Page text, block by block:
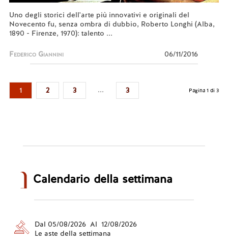
Uno degli storici dell'arte più innovativi e originali del
Novecento fu, senza ombra di dubbio, Roberto Longhi (Alba,
1890 - Firenze, 1970): talento ...
Federico Giannini 06/11/2016
1 2 3 ... 3 Pagina 1 di 3
Calendario della settimana
Dal 05/08/2026 Al 12/08/2026
Le aste della settimana